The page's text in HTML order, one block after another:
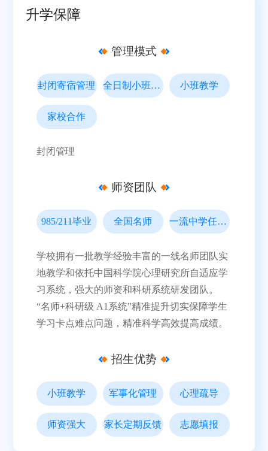
升学保障
管理模式
封闭寄宿管理 全日制小班教学 小班教学
家校合作
封闭管理
师资团队
985/211毕业 全国名师 一流中学任教经验
学校拥有一批教学经验丰富的一线名师团队实
地教学和依托中国科学院心理研究所自适应学
习系统，强大的师资和科研系统研发团队。
“名师+科研级 A1系统”精准提升切实保障学生
学习卡点难点问题，精准科学高效提高成绩。
招生优势
小班教学 军事化管理 心理疏导
师资强大 家长定期反馈 志愿填报